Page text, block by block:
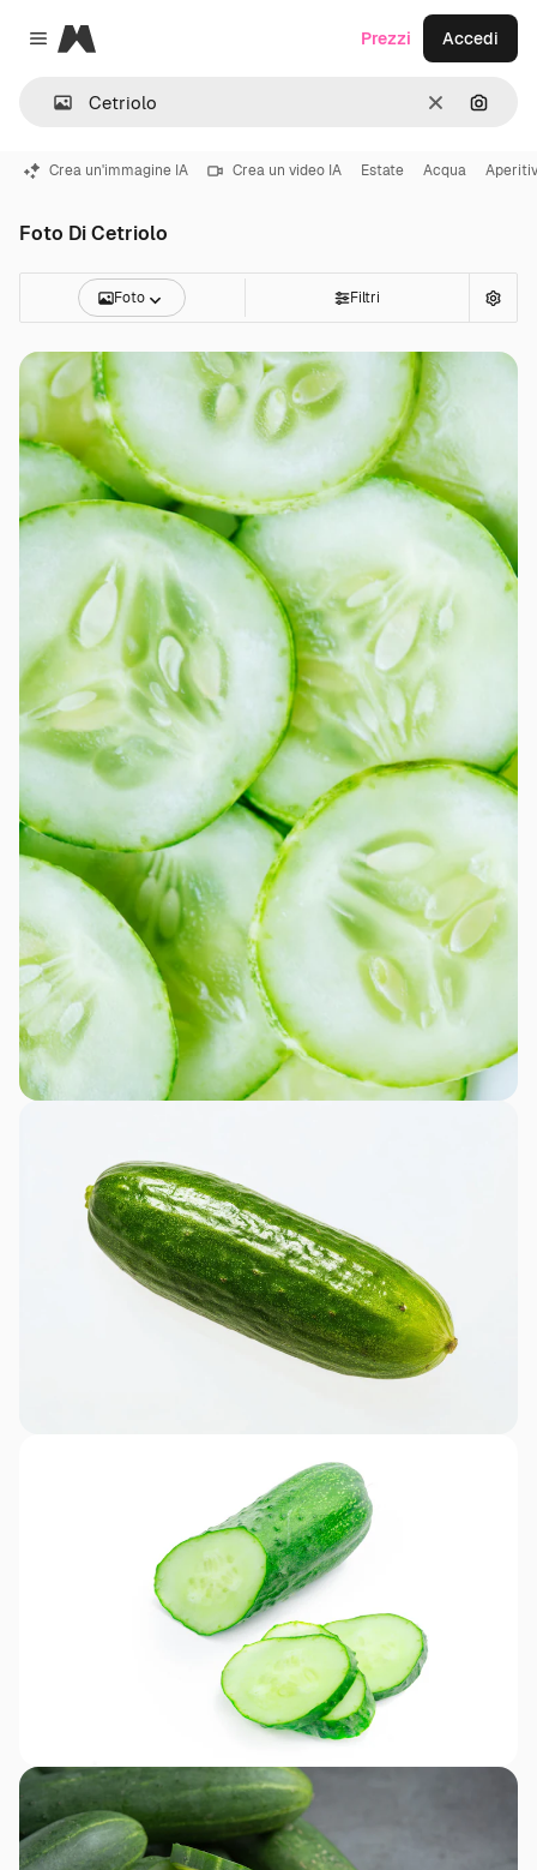
Close menu
Magnific
CancellaCerca
Prezzi Accedi
Crea un'immagine IA Crea un video IA Estate Acqua
Foto Di Cetriolo
Foto Filtri